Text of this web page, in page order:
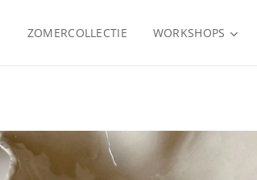
ZOMERCOLLECTIE WORKSHOPS